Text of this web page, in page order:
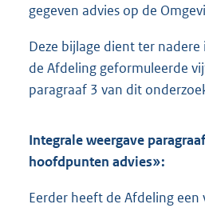
gegeven advies op de
Deze bijlage dient ter
de Afdeling geformuleerde
paragraaf 3 van dit
Integrale weergave
hoofdpunten advies»:
Eerder heeft de Afdeling